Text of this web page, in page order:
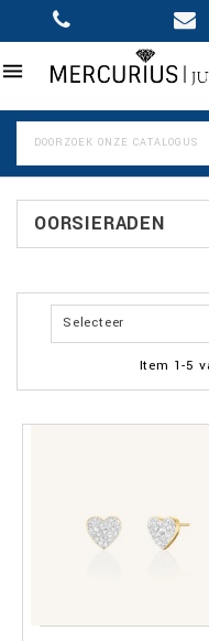

OORSIERADEN
Selecteer
Item 1-5